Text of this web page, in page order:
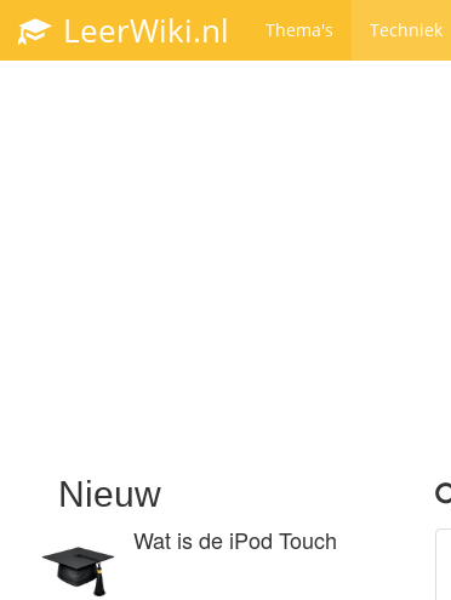
LeerWiki.nl Thema's Techniek
Nieuw
Wat is de iPod Touch